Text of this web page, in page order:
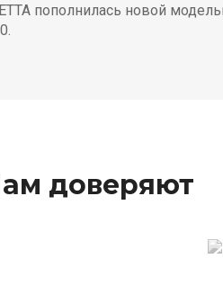
пополнилась новой
доверяют